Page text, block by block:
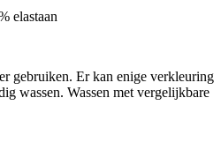
elastaan
gebruiken. Er kan enige verkleuring
wassen. Wassen met vergelijkbare